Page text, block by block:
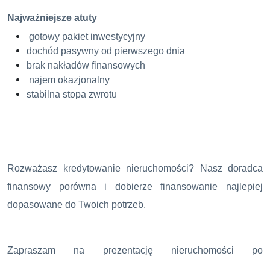
Najważniejsze atuty
gotowy pakiet inwestycyjny
dochód pasywny od pierwszego dnia
brak nakładów finansowych
najem okazjonalny
stabilna stopa zwrotu
Rozważasz kredytowanie nieruchomości? Nasz doradca
finansowy porówna i dobierze finansowanie najlepiej
dopasowane do Twoich potrzeb.
Zapraszam na prezentację nieruchomości po